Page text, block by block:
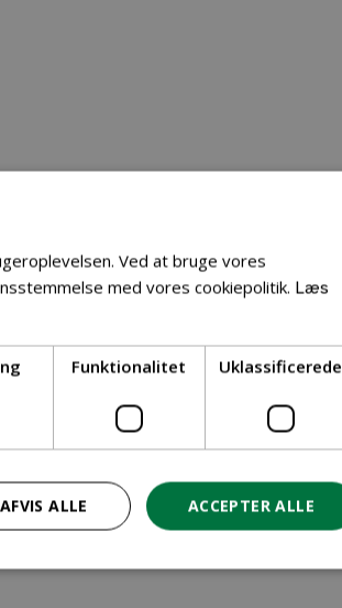
Ved at bruge vores
med vores cookiepolitik. Læs
Funktionalitet Uklassificerede
ACCEPTER ALLE
AFVIS ALLE